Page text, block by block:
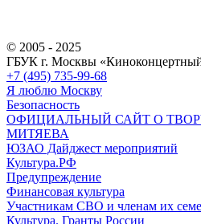
© 2005 - 2025
ГБУК г. Москвы «Киноконцертный
+7 (495) 735-99-68
Я люблю Москву
Безопасность
ОФИЦИАЛЬНЫЙ САЙТ О
МИТЯЕВА
ЮЗАО Дайджест мероприятий
Культура.РФ
Предупреждение
Финансовая культура
Участникам СВО и членам их
Культура. Гранты России